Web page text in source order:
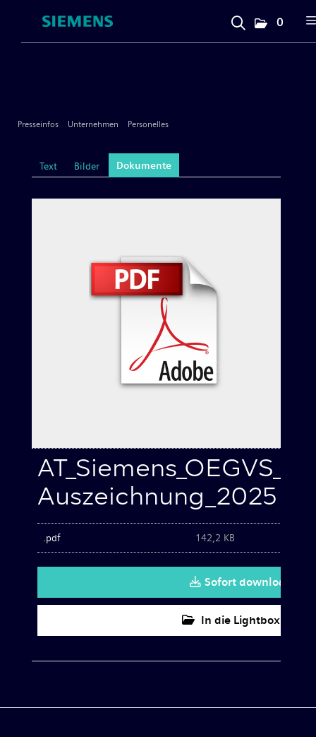
0
Allgemeines & Marke
Messen
Presseinfos Unternehmen Personelles
Text Bilder Dokumente
Auszeichnung_2025
.pdf 142,2 KB
Sofort downloaden
In die Lightbox legen